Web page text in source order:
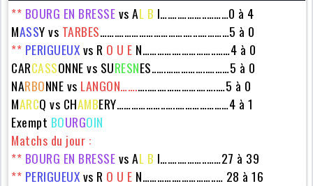
** BOURG EN BRESSEvs AL B I….….………..………0 à 4
MASSY vs TARBES…….……………………….…...…………5 à 0
** PERIGUEUXvs R O U E N………….……………..……4 à 0
CARCASSONNEvs SURESNES..….……………..………5 à 0
NARBONNE vs LANGON…….…..….…………….……..…5 à 0
MARCQ vs CHAMBERY………………..…..…………………4 à 1
Exempt BOURGOIN
Matchs du jour :
** BOURG EN BRESSEvs AL B I….….………..……27 à 39
** PERIGUEUXvs R O U E N………….……………..… 28 à 16